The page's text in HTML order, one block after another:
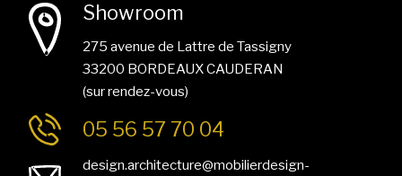
Showroom
275 avenue de Lattre de Tassigny
33200 BORDEAUX CAUDERAN
(sur rendez-vous)
05 56 57 70 04
design.architecture@mobilierdesign-